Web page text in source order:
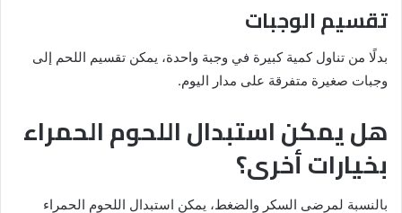
تقسيم الوجبات
بدلًا من تناول كمية كبيرة في وجبة واحدة، يمكن تقسيم اللحم إلى
وجبات صغيرة متفرقة على مدار اليوم.
هل يمكن استبدال اللحوم الحمراء
بخيارات أخرى؟
بالنسبة لمرضى السكر والضغط، يمكن استبدال اللحوم الحمراء